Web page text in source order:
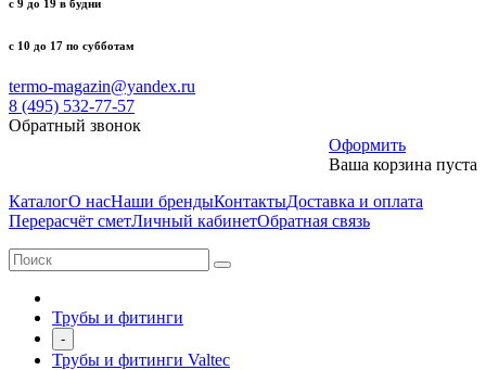
с 9 до 19 в будни
с 10 до 17 по субботам
termo-magazin@yandex.ru
8 (495) 532-77-57
Обратный звонок
Оформить
Ваша корзина пуста
КаталогО насНаши брендыКонтактыДоставка и оплата
Перерасчёт сметЛичный кабинетОбратная связь
Трубы и фитинги
-
Трубы и фитинги Valtec